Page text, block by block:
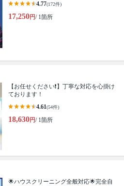
4.77(172件)
17,250円/ 1箇所
【お任せください❗️】丁寧な対応を心掛け
ております！
4.61(54件)
18,630円/ 1箇所
🌟ハウスクリーニング全般対応🌟完全自